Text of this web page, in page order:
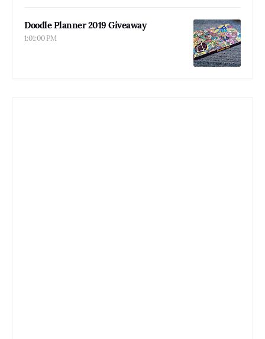
Doodle Planner 2019 Giveaway
1:01:00 PM